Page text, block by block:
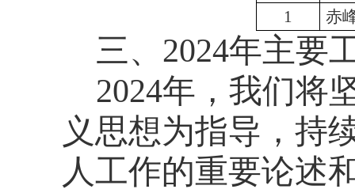
1
赤
三、2024年主要
2024年，我们将
义思想为指导，持
人工作的重要论述